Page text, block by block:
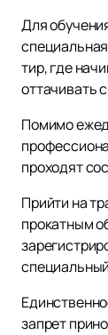
Для
тир, где
оттачивать
Помимо
проходят
Прийти на
прокатным
запрет